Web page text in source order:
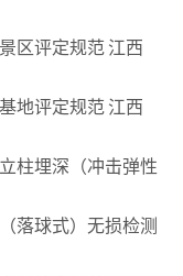
区评定规范 江西
地评定规范 江西
柱埋深（冲击弹性
落球式）无损检测